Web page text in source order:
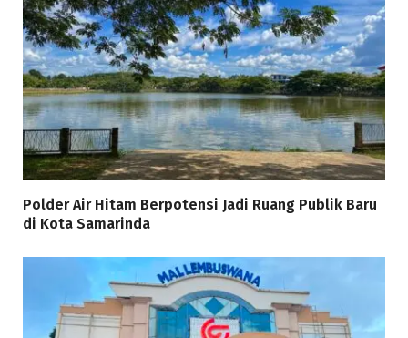
Polder Air Hitam Berpotensi Jadi Ruang Publik Baru
di Kota Samarinda